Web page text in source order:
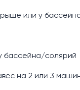
или у
бассейна/солярий
на 2 или 3